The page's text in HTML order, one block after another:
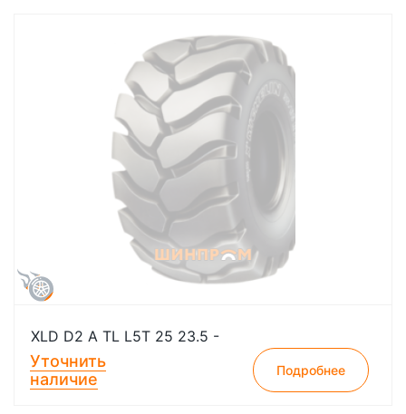
XLD D2 A TL L5T 25 23.5 -
Уточнить
наличие
Подробнее